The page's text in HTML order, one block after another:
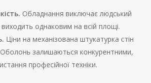
Обладнання виключає людський
однаковим на всій площі.
Ціни на механізована штукатурка стін
залишаються конкурентними,
професійної техніки.